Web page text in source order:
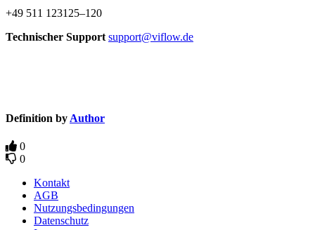
+49 511 123125–120
Technischer Support support@viflow.de
Definition by Author
0
0
Kontakt
AGB
Nutzungsbedingungen
Datenschutz